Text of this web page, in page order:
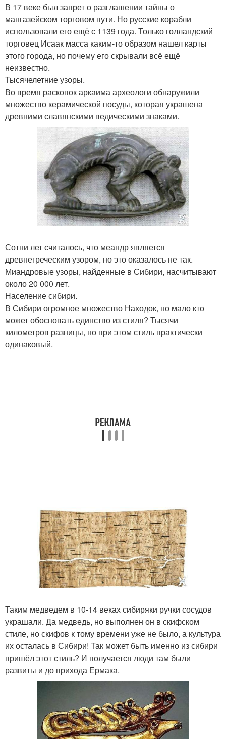
В 17 веке был запрет о разглашении тайны о
мангазейском торговом пути. Но русские корабли
использовали его ещё с 1139 года. Только голландский
торговец Исаак масса каким-то образом нашел карты
этого города, но почему его скрывали всё ещё
неизвестно.
Тысячелетние узоры.
Во время раскопок аркаима археологи обнаружили
множество керамической посуды, которая украшена
древними славянскими ведическими знаками.
Сотни лет считалось, что меандр является
древнегреческим узором, но это оказалось не так.
Миандровые узоры, найденные в Сибири, насчитывают
около 20 000 лет.
Население сибири.
В Сибири огромное множество Находок, но мало кто
может обосновать единство из стиля? Тысячи
километров разницы, но при этом стиль практически
одинаковый.
Таким медведем в 10-14 веках сибиряки ручки сосудов
украшали. Да медведь, но выполнен он в скифском
стиле, но скифов к тому времени уже не было, а культура
их осталась в Сибири! Так может быть именно из сибири
пришёл этот стиль? И получается люди там были
развиты и до прихода Ермака.